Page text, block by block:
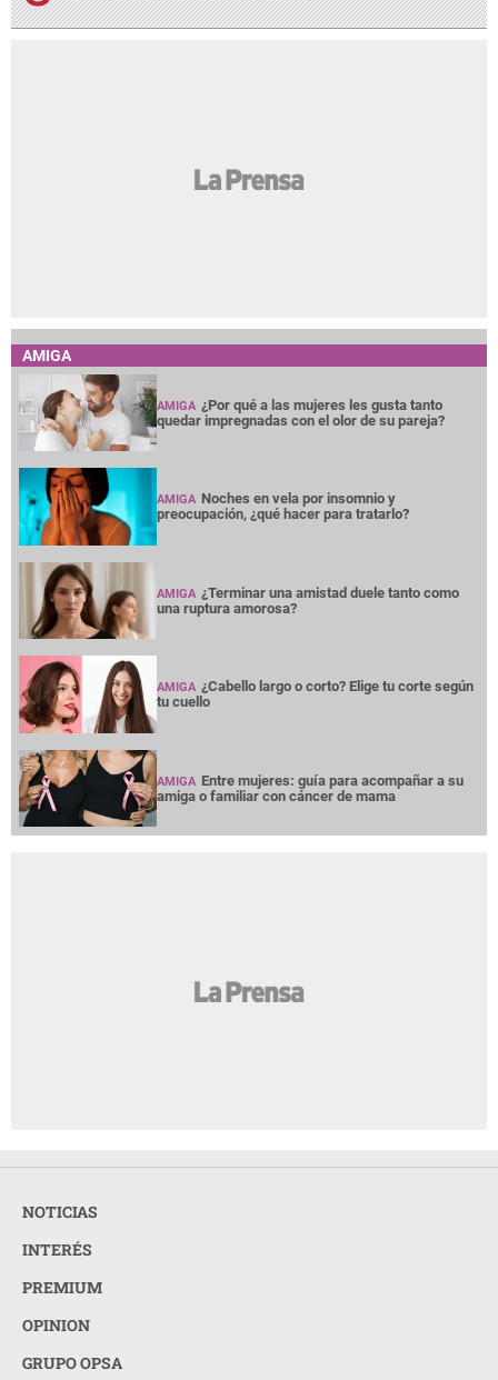
AMIGA
AMIGA ¿Por qué a las mujeres les gusta tanto
quedar impregnadas con el olor de su pareja?
AMIGA Noches en vela por insomnio y
preocupación, ¿qué hacer para tratarlo?
AMIGA ¿Terminar una amistad duele tanto como
una ruptura amorosa?
AMIGA ¿Cabello largo o corto? Elige tu corte según
tu cuello
AMIGA Entre mujeres: guía para acompañar a su
amiga o familiar con cáncer de mama
NOTICIAS
INTERÉS
PREMIUM
OPINION
GRUPO OPSA